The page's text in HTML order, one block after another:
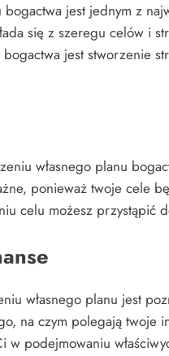
bogactwa jest jednym z
się z szeregu celów i
jest stworzenie
własnego planu
ponieważ twoje cele
celu możesz przystąpić
własnego planu jest
na czym polegają twoje
w podejmowaniu